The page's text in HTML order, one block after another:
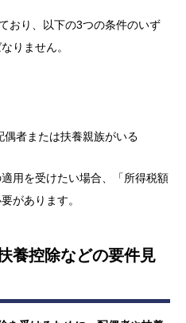
おり、以下の3つの条件のいず
りません。
者または扶養親族がいる
用を受けたい場合、「所得税額
があります。
養控除などの要件見